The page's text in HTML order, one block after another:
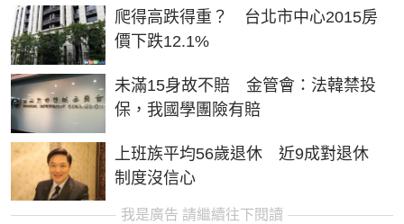
爬得高跌得重？ 台北市中心2015房
價下跌12.1%
未滿15身故不賠 金管會：法韓禁投
保，我國學團險有賠
上班族平均56歲退休 近9成對退休
制度沒信心
我是廣告 請繼續往下閱讀